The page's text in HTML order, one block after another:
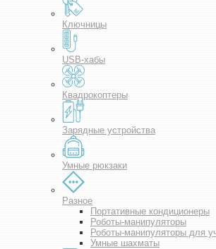
Ключницы
USB-хабы
Квадрокоптеры
Зарядные устройства
Умные рюкзаки
Разное
Портативные кондиционеры
Роботы-манипуляторы
Роботы-манипуляторы для
Умные шахматы